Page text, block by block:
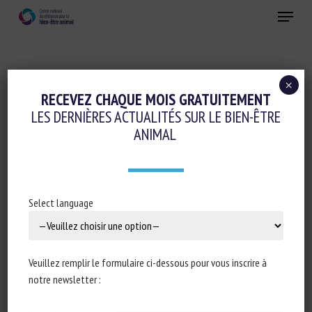
Menu
Conduite d'élevage et relations humain-animal
IMPACT OF WATER STRESS ON
SHEEP AND GOAT IN DRYLAND REGIONS
SYSTEMATIC REVIEW
RECEVEZ CHAQUE MOIS GRATUITEMENT
LES DERNIÈRES ACTUALITÉS SUR LE BIEN-ÊTRE
ANIMAL
Select language
Veuillez remplir le formulaire ci-dessous pour vous inscrire à
notre newsletter :
×